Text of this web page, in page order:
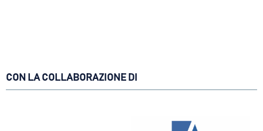
CON LA COLLABORAZIONE DI